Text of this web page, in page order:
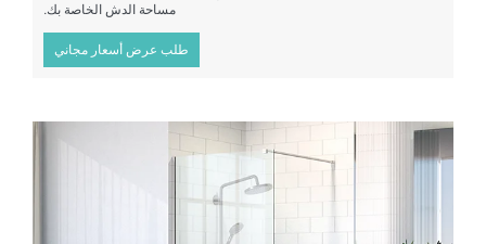
مساحة الدش الخاصة بك.
طلب عرض أسعار مجاني